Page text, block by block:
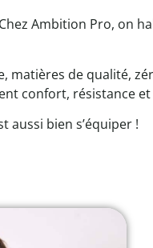
Ambition Pro, on
matières de qualité,
confort, résistance et
aussi bien s’équiper !